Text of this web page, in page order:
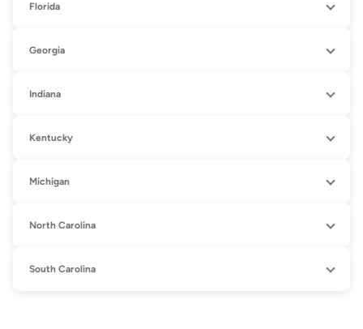
Florida
Georgia
Indiana
Kentucky
Michigan
North Carolina
South Carolina